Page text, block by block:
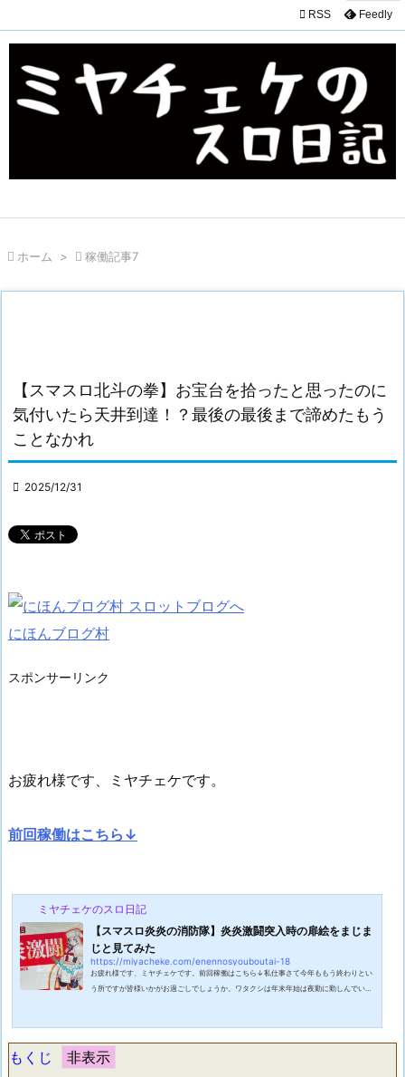
 RSS Feedly
 ホーム >  稼働記事7
【スマスロ北斗の拳】お宝台を拾ったと思ったのに
気付いたら天井到達！？最後の最後まで諦めたもう
ことなかれ
 2025/12/31
にほんブログ村
スポンサーリンク
お疲れ様です、ミヤチェケです。
前回稼働はこちら↓
ミヤチェケのスロ日記
【スマスロ炎炎の消防隊】炎炎激闘突入時の扉絵をまじま
じと見てみた
https://miyacheke.com/enennosyouboutai-18
お疲れ様です、ミヤチェケです。前回稼働はこちら↓私仕事さて今年ももう終わりとい
う所ですが皆様いかがお過ごしでしょうか。ワタクシは年末年始は夜勤に勤しんでいる
ないという始末。あぁなんて締まらない打ち納め。何としても来年の打ち初めはきっち
りと打ちたいです。打ち初めで狙...
もくじ